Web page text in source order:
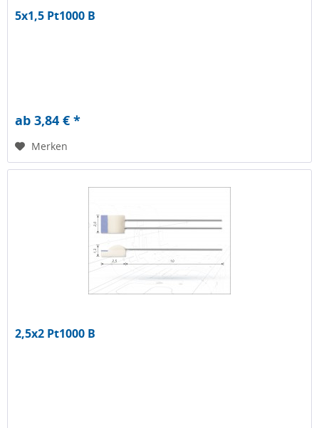
5x1,5 Pt1000 B
ab 3,84 € *
Merken
2,5x2 Pt1000 B